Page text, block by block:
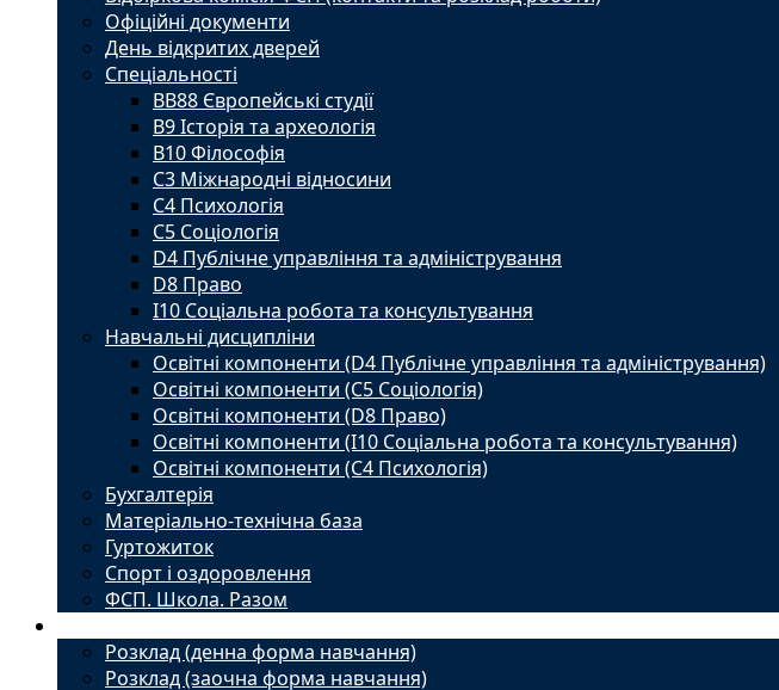
Офіційні документи
День відкритих дверей
Спеціальності
BВ88 Європейські студії
B9 Історія та археологія
B10 Філософія
C3 Міжнародні відносини
C4 Психологія
С5 Соціологія
D4 Публічне управління та адміністрування
D8 Право
I10 Соціальна робота та консультування
Навчальні дисципліни
Освітні компоненти (D4 Публічне управління та адміністрування)
Освітні компоненти (С5 Соціологія)
Освітні компоненти (D8 Право)
Освітні компоненти (I10 Соціальна робота та консультування)
Освітні компоненти (С4 Психологія)
Бухгалтерія
Матеріально-технічна база
Гуртожиток
Спорт і оздоровлення
ФСП. Школа. Разом
Розклад (денна форма навчання)
Розклад (заочна форма навчання)